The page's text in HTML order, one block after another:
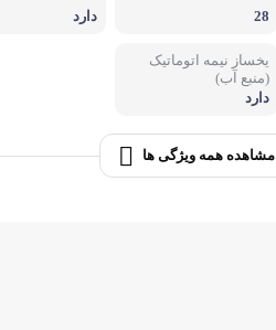
اجاق گاز
28 دارد
یخساز نیمه اتوماتیک
(منبع آب)
دارد
مشاهده همه ویژگی ها